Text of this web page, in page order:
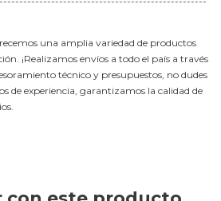
una amplia variedad de productos
¡Realizamos envíos a todo el país a través
técnico y presupuestos, no dudes
de experiencia, garantizamos la calidad de